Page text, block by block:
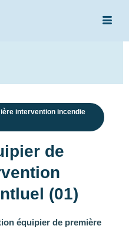
intervention incendie
de
(01)
équipier de première